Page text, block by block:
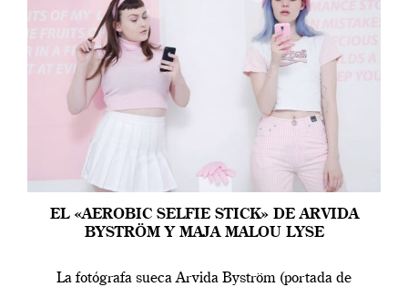
EL «AEROBIC SELFIE STICK» DE ARVIDA
BYSTRÖM Y MAJA MALOU LYSE
La fotógrafa sueca Arvida Byström (portada de